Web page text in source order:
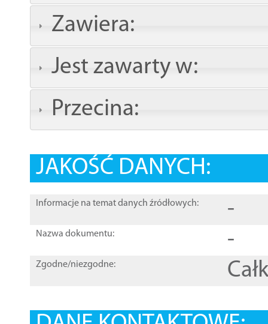
Zawiera:
Jest zawarty w:
Przecina:
JAKOŚĆ DANYCH:
Informacje na temat danych źródłowych: -
Nazwa dokumentu: -
Zgodne/niezgodne: